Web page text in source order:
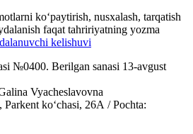
ko‘paytirish, nusxalash, tarqatish
faqat tahririyatning yozma
kelishuvi
№0400. Berilgan sanasi 13-avgust
Vyacheslavovna
ko‘chasi, 26А / Pochta: